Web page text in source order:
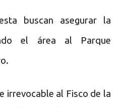
buscan asegurar la
el área al Parque
irrevocable al Fisco de la